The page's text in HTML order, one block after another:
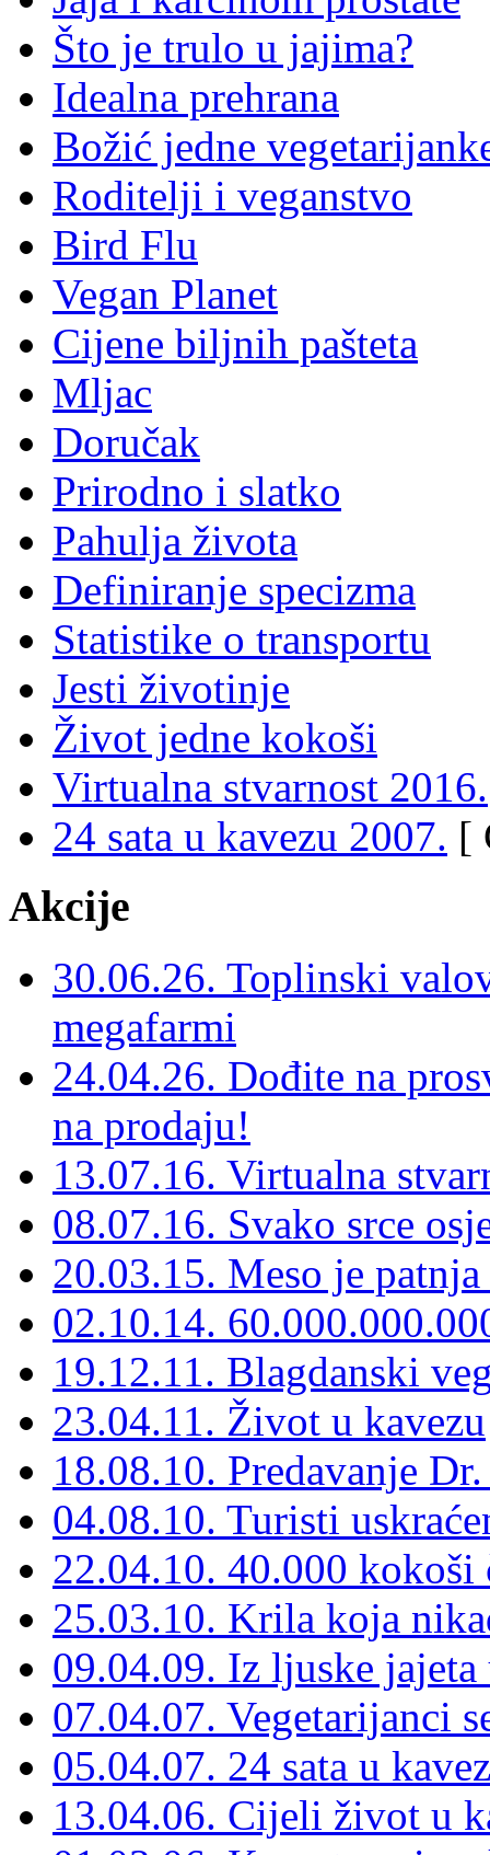
Što je trulo u jajima?
Idealna prehrana
Božić jedne
Roditelji i veganstvo
Bird Flu
Vegan Planet
Cijene biljnih pašteta
Mljac
Doručak
Prirodno i slatko
Pahulja života
Definiranje specizma
Statistike o transportu
Jesti životinje
Život jedne kokoši
Virtualna stvarnost 2016.
24 sata u kavezu 2007. [
Akcije
30.06.26. Toplinski
megafarmi
24.04.26. Dođite na
na prodaju!
13.07.16. Virtualna
08.07.16. Svako srce
20.03.15. Meso je
02.10.14.
19.12.11. Blagdanski
23.04.11. Život u kavezu
18.08.10. Predavanje
04.08.10. Turisti
22.04.10. 40.000
25.03.10. Krila koja
09.04.09. Iz ljuske
07.04.07. Vegetarijanci
05.04.07. 24 sata u
13.04.06. Cijeli život u